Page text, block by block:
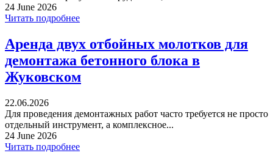
24 June 2026
Читать подробнее
Аренда двух отбойных молотков для
демонтажа бетонного блока в
Жуковском
22.06.2026
Для проведения демонтажных работ часто требуется не просто
отдельный инструмент, а комплексное...
24 June 2026
Читать подробнее